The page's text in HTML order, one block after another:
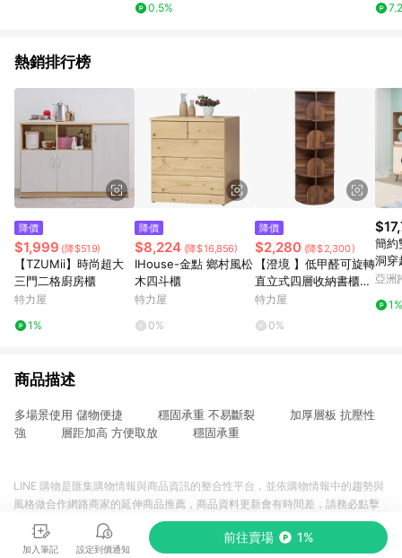
0.5%
熱銷排行榜
降價
$1,999 (降$519)
【TZUMii】時尚超大
三門二格廚房櫃
特力屋
1%
降價
$8,224 (降$16,856)
IHouse-金點 鄉村風松
木四斗櫃
特力屋
0%
降價
$2,280 (降$2,300)
【澄境 】低甲醛可旋轉
直立式四層收納書櫃集
成木紋
特力屋
0%
簡約
洞穿
亞洲
1%
商品描述
多場景使用 儲物便捷 穩固承重 不易斷裂 加厚層板 抗壓性
強 層距加高 方便取放 穩固承重
加入筆記 設定到價通知
前往賣場 1%
LINE 購物是匯集購物情報與商品資訊的整合性平台，並依購物情報中的趨勢與
風格做合作網路商家的延伸商品推薦，商品資料更新會有時間差，請務必點擊
商品至各合作網路商家，確認現售價與購物條件，一切資訊以合作廠商網頁為
準。